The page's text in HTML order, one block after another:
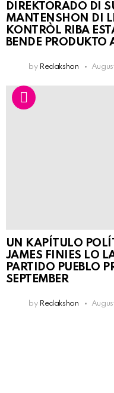
DIREKTORADO DI
MANTENSHON DI
KONTRÒL RIBA
BENDE PRODUKTO
by Redakshon
UN KAPÍTULO
JAMES FINIES LO
PARTIDO PUEBLO
SEPTEMBER
by Redakshon